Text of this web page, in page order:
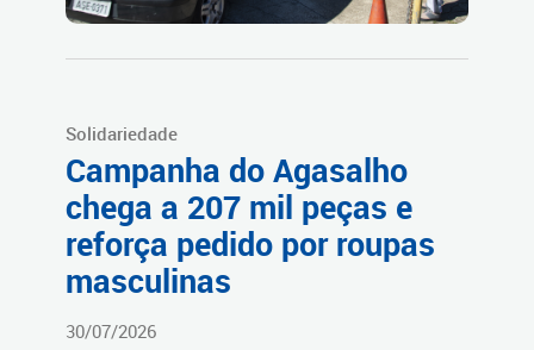
Solidariedade
Campanha do Agasalho
chega a 207 mil peças e
reforça pedido por roupas
masculinas
30/07/2026